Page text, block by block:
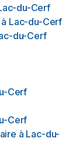
du-Cerf
à Lac-du-Cerf
du-Cerf
Cerf
Cerf
à Lac-du-